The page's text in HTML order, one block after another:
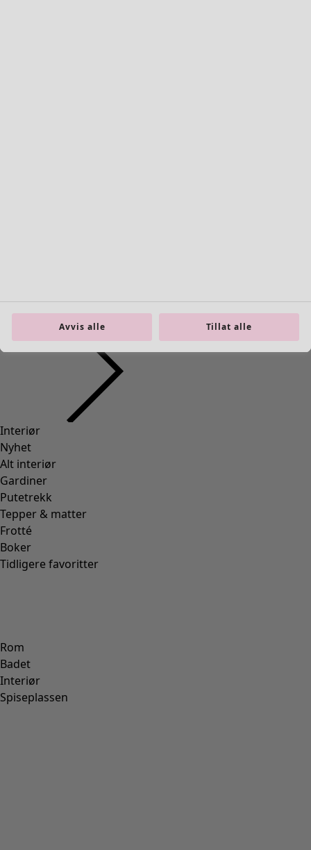
InteriørÅpne meny Interiør
Interiør
Nyhet
Alt interiør
Gardiner
Putetrekk
Tepper & matter
Frotté
Boker
Tidligere favoritter
Rom
Badet
Interiør
Spiseplassen
Avvis alle Tillat alle